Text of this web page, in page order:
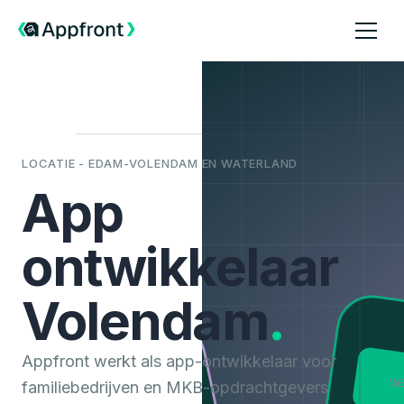
LOCATIE - EDAM-VOLENDAM EN WATERLAND
App
ontwikkelaar
Volendam.
Appfront werkt als app-ontwikkelaar voor
familiebedrijven en MKB-opdrachtgevers